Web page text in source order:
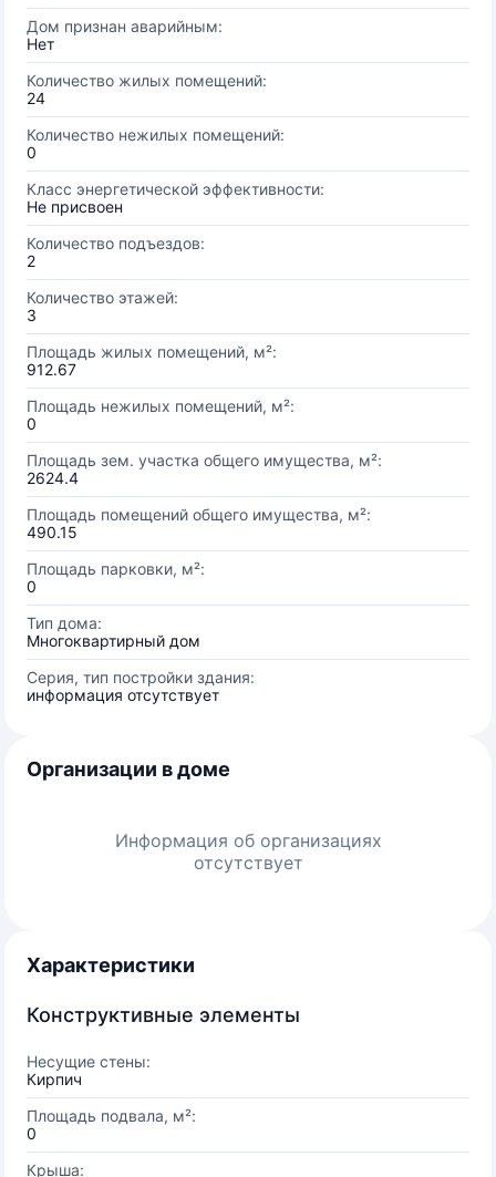
Дом признан аварийным:
Нет
Количество жилых помещений:
24
Количество нежилых помещений:
0
Класс энергетической эффективности:
Не присвоен
Количество подъездов:
2
Количество этажей:
3
Площадь жилых помещений, м²:
912.67
Площадь нежилых помещений, м²:
0
Площадь зем. участка общего имущества, м²:
2624.4
Площадь помещений общего имущества, м²:
490.15
Площадь парковки, м²:
0
Тип дома:
Многоквартирный дом
Серия, тип постройки здания:
информация отсутствует
Организации в доме
Информация об организациях
отсутствует
Характеристики
Конструктивные элементы
Несущие стены:
Кирпич
Площадь подвала, м²:
0
Крыша: